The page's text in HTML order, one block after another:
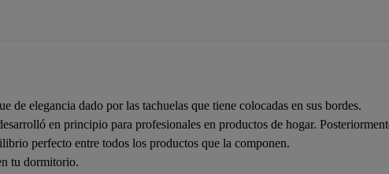
de elegancia dado por las tachuelas que tiene colocadas en sus bordes.
en principio para profesionales en productos de hogar.
perfecto entre todos los productos que la componen.
tu dormitorio.